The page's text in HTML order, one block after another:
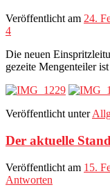
Veröffentlicht am 24.
4
Die neuen
gezeite Mengenteiler
Veröffentlicht unter
Der aktuelle Stand
Veröffentlicht am 15.
Antworten